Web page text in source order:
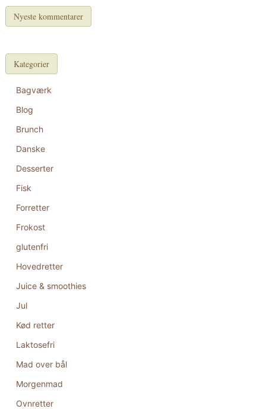
Nyeste kommentarer
Kategorier
Bagværk
Blog
Brunch
Danske
Desserter
Fisk
Forretter
Frokost
glutenfri
Hovedretter
Juice & smoothies
Jul
Kød retter
Laktosefri
Mad over bål
Morgenmad
Ovnretter